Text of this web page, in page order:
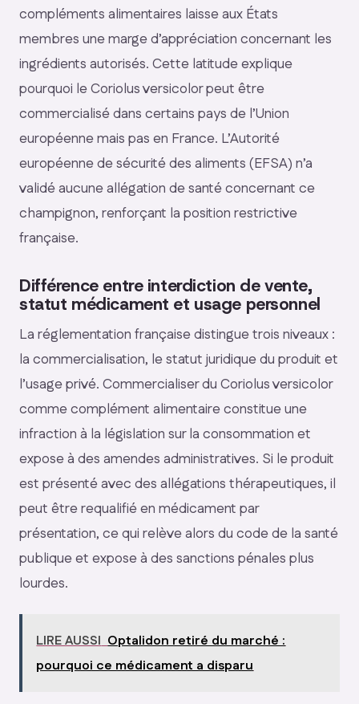
compléments alimentaires laisse aux États
membres une marge d’appréciation concernant les
ingrédients autorisés. Cette latitude explique
pourquoi le Coriolus versicolor peut être
commercialisé dans certains pays de l’Union
européenne mais pas en France. L’Autorité
européenne de sécurité des aliments (EFSA) n’a
validé aucune allégation de santé concernant ce
champignon, renforçant la position restrictive
française.
Différence entre interdiction de vente,
statut médicament et usage personnel
La réglementation française distingue trois niveaux :
la commercialisation, le statut juridique du produit et
l’usage privé. Commercialiser du Coriolus versicolor
comme complément alimentaire constitue une
infraction à la législation sur la consommation et
expose à des amendes administratives. Si le produit
est présenté avec des allégations thérapeutiques, il
peut être requalifié en médicament par
présentation, ce qui relève alors du code de la santé
publique et expose à des sanctions pénales plus
lourdes.
LIRE AUSSI Optalidon retiré du marché :
pourquoi ce médicament a disparu